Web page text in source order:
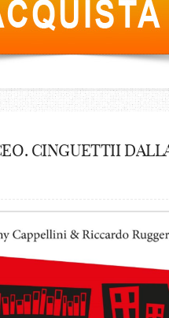
CINGUETTII